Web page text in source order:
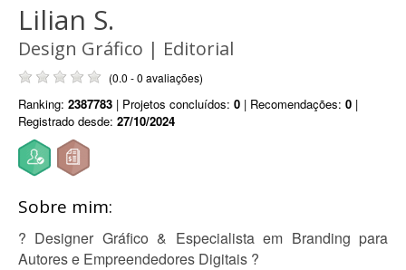
Lilian S.
Design Gráfico | Editorial
(0.0 - 0 avaliações)
Ranking: 2387783 | Projetos concluídos: 0 | Recomendações: 0 |
Registrado desde: 27/10/2024
Sobre mim:
? Designer Gráfico & Especialista em Branding para
Autores e Empreendedores Digitais ?